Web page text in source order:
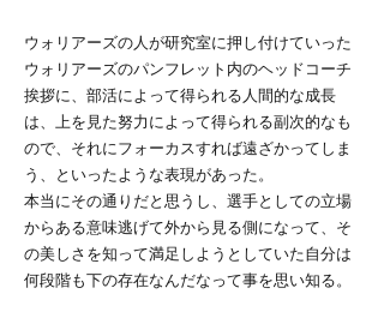
ウォリアーズの人が研究室に押し付けていった
ウォリアーズのパンフレット内のヘッドコーチ
挨拶に、部活によって得られる人間的な成長
は、上を見た努力によって得られる副次的なも
ので、それにフォーカスすれば遠ざかってしま
う、といったような表現があった。
本当にその通りだと思うし、選手としての立場
からある意味逃げて外から見る側になって、そ
の美しさを知って満足しようとしていた自分は
何段階も下の存在なんだなって事を思い知る。